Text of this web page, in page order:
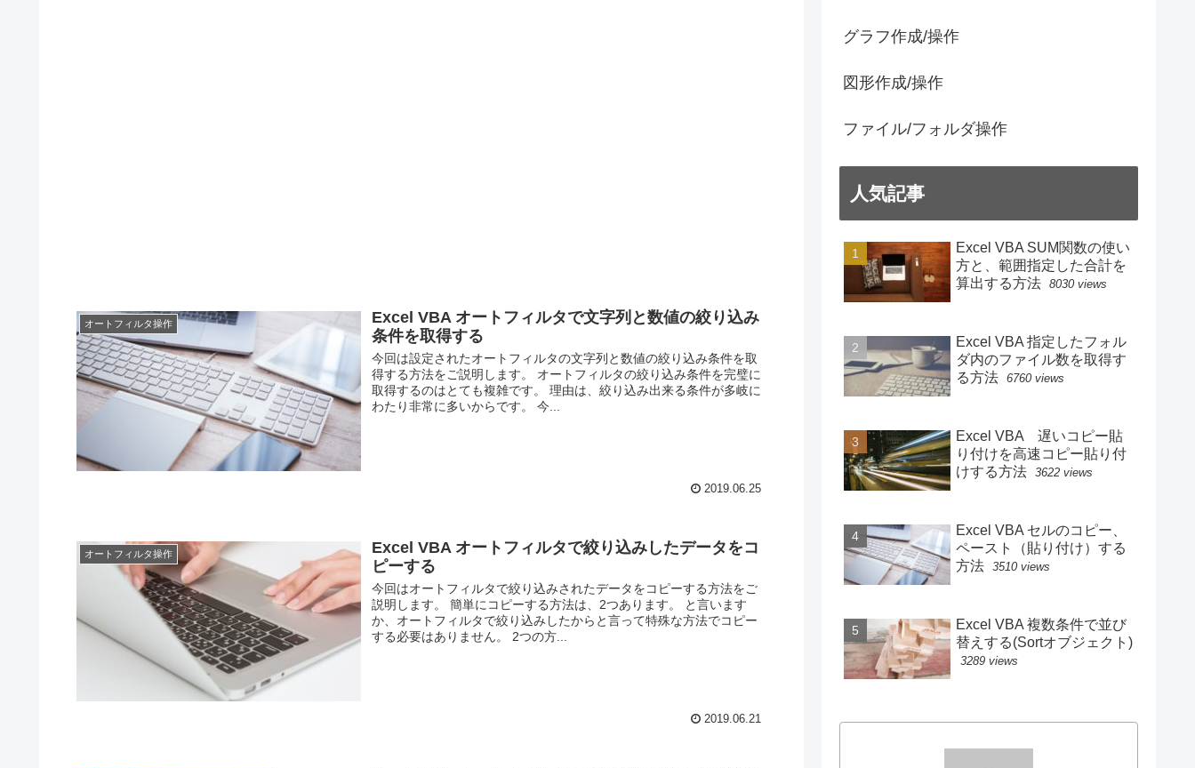
オートフィルタ操作
Excel VBA オートフィルタで文字列と数値の絞り込み
条件を取得する
今回は設定されたオートフィルタの文字列と数値の絞り込み条件を取
得する方法をご説明します。 オートフィルタの絞り込み条件を完璧に
取得するのはとても複雑です。 理由は、絞り込み出来る条件が多岐に
わたり非常に多いからです。 今...
2019.06.25
オートフィルタ操作
Excel VBA オートフィルタで絞り込みしたデータをコ
ピーする
今回はオートフィルタで絞り込みされたデータをコピーする方法をご
説明します。 簡単にコピーする方法は、2つあります。 と言います
か、オートフィルタで絞り込みしたからと言って特殊な方法でコピー
する必要はありません。 2つの方...
2019.06.21
グラフ作成/操作
図形作成/操作
ファイル/フォルダ操作
人気記事
Excel VBA SUM関数の使い
方と、範囲指定した合計を
算出する方法 8030 views
Excel VBA 指定したフォル
ダ内のファイル数を取得す
る方法 6760 views
Excel VBA 遅いコピー貼
り付けを高速コピー貼り付
けする方法 3622 views
Excel VBA セルのコピー、
ペースト（貼り付け）する
方法 3510 views
Excel VBA 複数条件で並び
替えする(Sortオブジェクト)
3289 views